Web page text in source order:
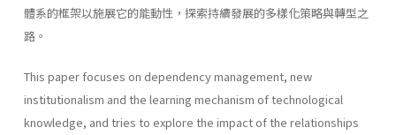
體系的框架以施展它的能動性，探索持續發展的多樣化策略與轉型之
路。
This paper focuses on dependency management, new
institutionalism and the learning mechanism of technological
knowledge, and tries to explore the impact of the relationships